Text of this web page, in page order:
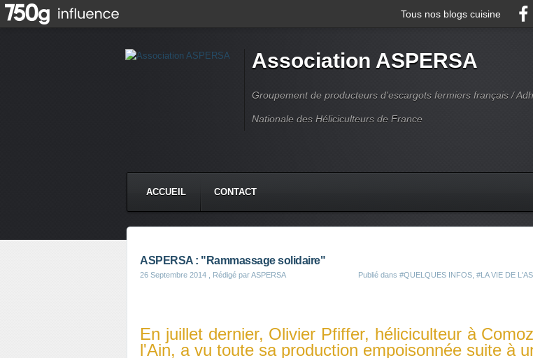
Tous nos blogs cuisine
Association ASPERSA
Groupement de producteurs d'escargots fermiers français /
Nationale des Héliciculteurs de France
ACCUEIL CONTACT
ASPERSA : "Rammassage solidaire"
26 Septembre 2014 , Rédigé par ASPERSA Publié dans #QUELQUES INFOS #LA VIE DE
En juillet dernier, Olivier Pfiffer, héliciculteur à
l'Ain, a vu toute sa production empoisonnée suite à